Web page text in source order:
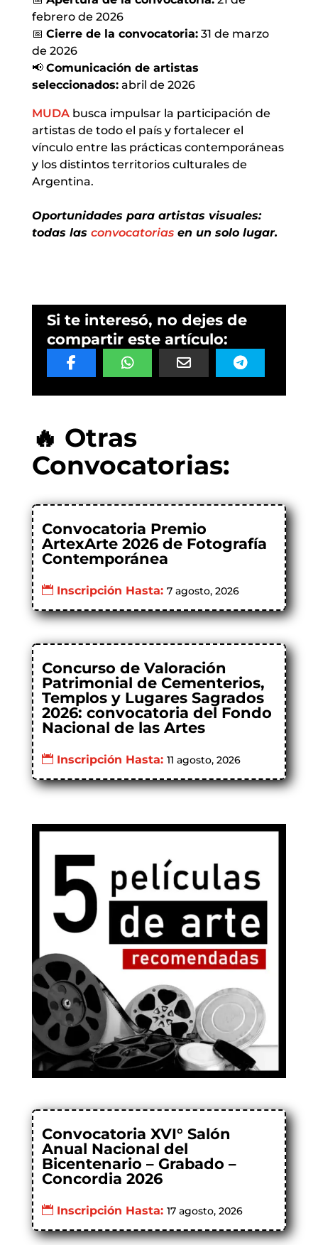
febrero de 2026
📅 Cierre de la convocatoria:31 de marzo
de 2026
📢 Comunicación de artistas
seleccionados:abril de 2026
MUDAbusca impulsar la participación de
artistas de todo el país y fortalecer el
vínculo entre las prácticas contemporáneas
y los distintos territorios culturales de
Argentina.
Oportunidades para artistas visuales:
todas las convocatoriasen un solo lugar.
Si te interesó, no dejes de
compartir este artículo:
🔥 Otras
Convocatorias:
Convocatoria Premio
ArtexArte 2026 de Fotografía
Contemporánea
Inscripción Hasta: 7 agosto, 2026
Concurso de Valoración
Patrimonial de Cementerios,
Templos y Lugares Sagrados
2026: convocatoria del Fondo
Nacional de las Artes
Inscripción Hasta: 11 agosto, 2026
Convocatoria XVI° Salón
Anual Nacional del
Bicentenario – Grabado –
Concordia 2026
Inscripción Hasta: 17 agosto, 2026